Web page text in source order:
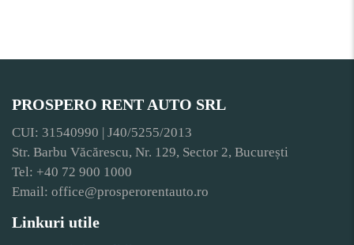
PROSPERO RENT AUTO SRL
CUI: 31540990 | J40/5255/2013
Str. Barbu Văcărescu, Nr. 129, Sector 2, București
Tel: +40 72 900 1000
Email: office@prosperorentauto.ro
Linkuri utile